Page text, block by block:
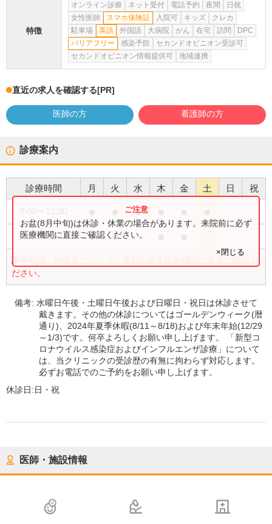
特徴
オンライン診療 ネット受付 電話予約 夜間
日祝
女性医師
スマホ保険証 入院可 キッズ
クレカ
駐車場
英語 外国語 大病院 がん 在宅 訪問
DPC
バリアフリー
感染予防
セカンドオピニオン受診可
セカンドオピニオン情報提供可
地域連携
直近の求人を確認する[PR]
医師の方 看護師の方
診療案内
診療時間 月 火 水 木 金 土 日 祝
●
14:30〜18:00 ● ●
診療時間・内容等について、事前に必ず医療機関に直接ご確認く
ださい。
お盆(8月中旬)は休診・休業の場合があります。来院前に必ず
医療機関に直接ご確認ください。
×閉じる
備考:水曜日午後・土曜日午後および日曜日・祝日は休診させて
戴きます。その他の休診についてはゴールデンウィーク(暦
通り)、2024年夏季休暇(8/11～8/18)および年末年始(12/29
～1/3)です。何卒よろしくお願い申し上げます。 「新型コ
ロナウイルス感染症およびインフルエンザ診療」について
は、当クリニックの受診歴の有無に拘わらず対応します。
必ずお電話でのご予約をお願い申し上げます。
休診日:日・祝
医師・施設情報